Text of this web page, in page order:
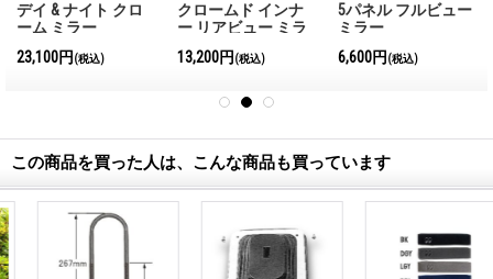
デイ & ナイト クロ
ーム ミラー
23,100円 (税込)
クロームド インナ
ー リアビュー ミラ
ー
13,200円 (税込)
5パネル フルビュー
ミラー
6,600円 (税込)
この商品を買った人は、こんな商品も買っています